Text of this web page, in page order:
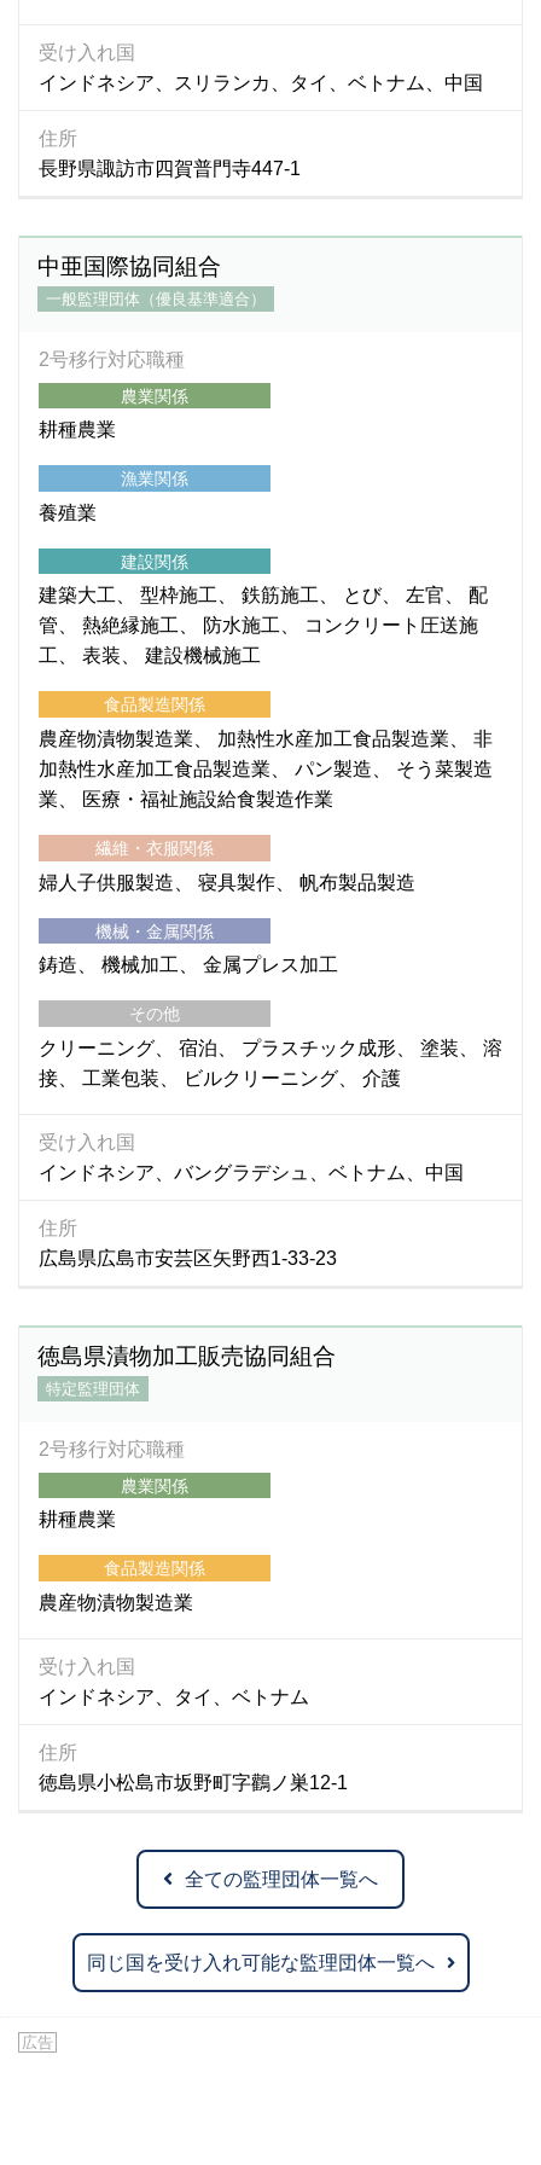
受け入れ国
インドネシア、スリランカ、タイ、ベトナム、中国
住所
長野県諏訪市四賀普門寺447-1
中亜国際協同組合
一般監理団体（優良基準適合）
2号移行対応職種
農業関係
耕種農業
漁業関係
養殖業
建設関係
建築大工 型枠施工 鉄筋施工 とび 左官
配
管
熱絶縁施工 防水施工
コンクリート圧送施
工
表装 建設機械施工
食品製造関係
農産物漬物製造業 加熱性水産加工食品製造業
非
加熱性水産加工食品製造業
パン製造
そう菜製造
業
医療・福祉施設給食製造作業
繊維・衣服関係
婦人子供服製造 寝具製作 帆布製品製造
機械・金属関係
鋳造 機械加工 金属プレス加工
その他
クリーニング 宿泊 プラスチック成形 塗装
溶
接
工業包装 ビルクリーニング 介護
受け入れ国
インドネシア、バングラデシュ、ベトナム、中国
住所
広島県広島市安芸区矢野西1-33-23
徳島県漬物加工販売協同組合
特定監理団体
2号移行対応職種
農業関係
耕種農業
食品製造関係
農産物漬物製造業
受け入れ国
インドネシア、タイ、ベトナム
住所
徳島県小松島市坂野町字鸛ノ巣12-1
全ての監理団体一覧へ
同じ国を受け入れ可能な監理団体一覧へ
広告